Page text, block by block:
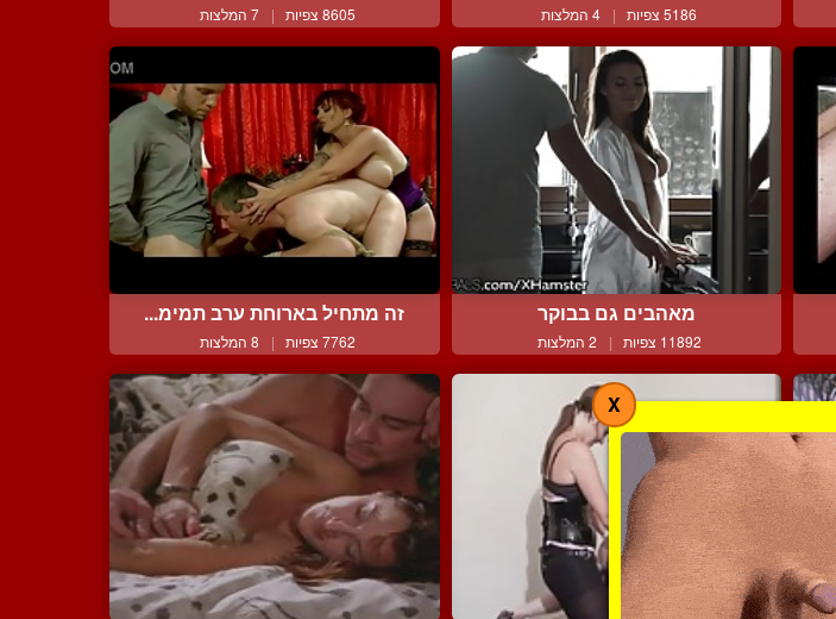
5186 צפיות | 4 המלצות 8605 צפיות | 7 המלצות
מאהבים גם בבוקר
11892 צפיות | 2 המלצות
זה מתחיל בארוחת ערב תמימ...
7762 צפיות | 8 המלצות
X